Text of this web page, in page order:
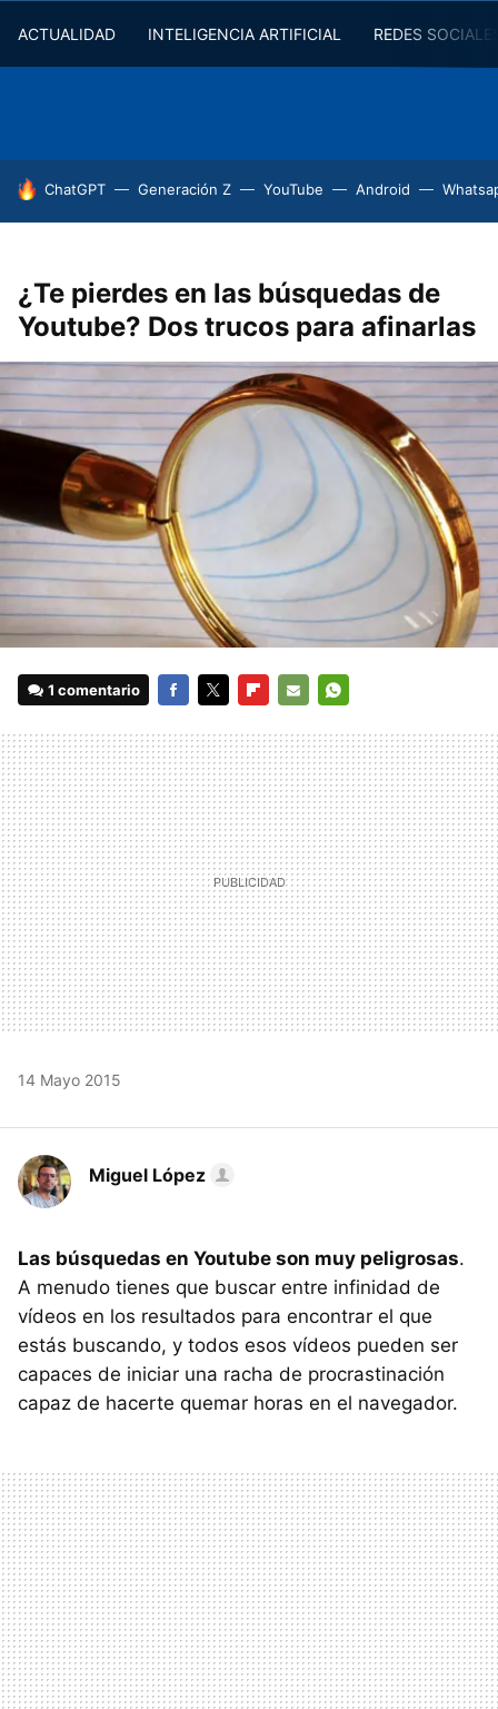
ACTUALIDAD INTELIGENCIA ARTIFICIAL REDES
HOY SE HABLA DE
ChatGPT Generación Z YouTube Android
¿Te pierdes en las búsquedas de
Youtube? Dos trucos para afinarlas
1 comentario
MAIL
14 Mayo 2015
Miguel López
Las búsquedas en Youtube son muy peligrosas.
A menudo tienes que buscar entre infinidad de
vídeos en los resultados para encontrar el que
estás buscando, y todos esos vídeos pueden ser
capaces de iniciar una racha de procrastinación
capaz de hacerte quemar horas en el navegador.